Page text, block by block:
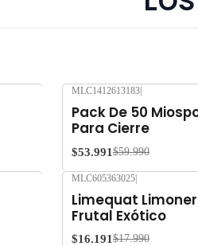
MLC1412613183
Pack De 50
Para Cierre
$53.991 $59.990
MLC605363025|
Limequat
Frutal Exótico
$16.191 $17.990